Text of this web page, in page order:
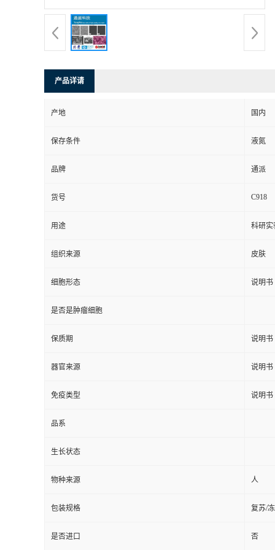
产品详请
产地 国内
保存条件 液氮
品牌 通派
货号 C918
用途 科研实
组织来源 皮肤
细胞形态 说明书
是否是肿瘤细胞
保质期 说明书
器官来源 说明书
免疫类型 说明书
品系
生长状态
物种来源 人
包装规格 复苏/
是否进口 否